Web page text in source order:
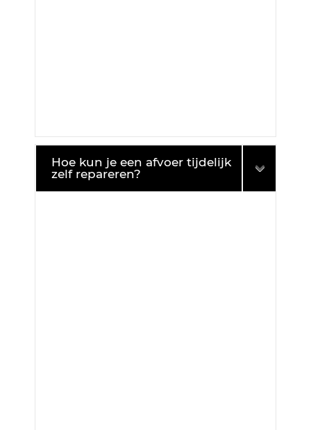
Hoe kun je een afvoer tijdelijk
zelf repareren?